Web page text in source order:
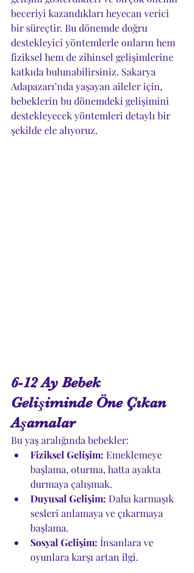
beceriyi kazandıkları heyecan verici
bir süreçtir. Bu dönemde doğru
destekleyici yöntemlerle onların hem
fiziksel hem de zihinsel gelişimlerine
katkıda bulunabilirsiniz. Sakarya
Adapazarı’nda yaşayan aileler için,
bebeklerin bu dönemdeki gelişimini
destekleyecek yöntemleri detaylı bir
şekilde ele alıyoruz.
6-12 Ay Bebek
Gelişiminde Öne Çıkan
Aşamalar
Bu yaş aralığında bebekler:
Fiziksel Gelişim: Emeklemeye
başlama, oturma, hatta ayakta
durmaya çalışmak.
Duyusal Gelişim: Daha karmaşık
sesleri anlamaya ve çıkarmaya
başlama.
Sosyal Gelişim: İnsanlara ve
oyunlara karşı artan ilgi.